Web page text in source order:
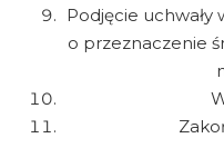
Podjęcie uchwały
o przeznaczenie